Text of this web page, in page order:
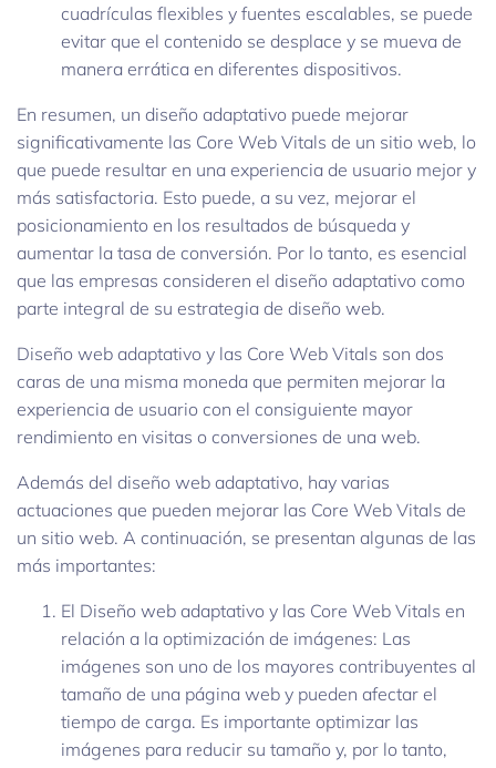
cuadrículas flexibles y fuentes escalables, se puede
evitar que el contenido se desplace y se mueva de
manera errática en diferentes dispositivos.
En resumen, un diseño adaptativo puede mejorar
significativamente las Core Web Vitals de un sitio web, lo
que puede resultar en una experiencia de usuario mejor y
más satisfactoria. Esto puede, a su vez, mejorar el
posicionamiento en los resultados de búsqueda y
aumentar la tasa de conversión. Por lo tanto, es esencial
que las empresas consideren el diseño adaptativo como
parte integral de su estrategia de diseño web.
Diseño web adaptativo y las Core Web Vitals son dos
caras de una misma moneda que permiten mejorar la
experiencia de usuario con el consiguiente mayor
rendimiento en visitas o conversiones de una web.
Además del diseño web adaptativo, hay varias
actuaciones que pueden mejorar las Core Web Vitals de
un sitio web. A continuación, se presentan algunas de las
más importantes:
El Diseño web adaptativo y las Core Web Vitals en
relación a la optimización de imágenes: Las
imágenes son uno de los mayores contribuyentes al
tamaño de una página web y pueden afectar el
tiempo de carga. Es importante optimizar las
imágenes para reducir su tamaño y, por lo tanto,